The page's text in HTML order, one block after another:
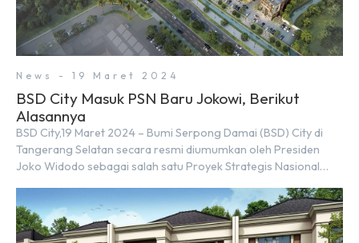
News - 19 Maret 2024
BSD City Masuk PSN Baru Jokowi, Berikut
Alasannya
BSD City,19 Maret 2024 – Bumi Serpong Damai (BSD) City di
Tangerang Selatan secara resmi diumumkan oleh Presiden
Joko Widodo sebagai salah satu Proyek Strategis Nasional
Koordinator Bidang Perekonomian, Airlangga Hartarto, setelah
Rapat Terbatas (ratas) bersama Jokowi di Istana Kepresidenan
pada hari Senin, 18 Maret 2024. Selain […]